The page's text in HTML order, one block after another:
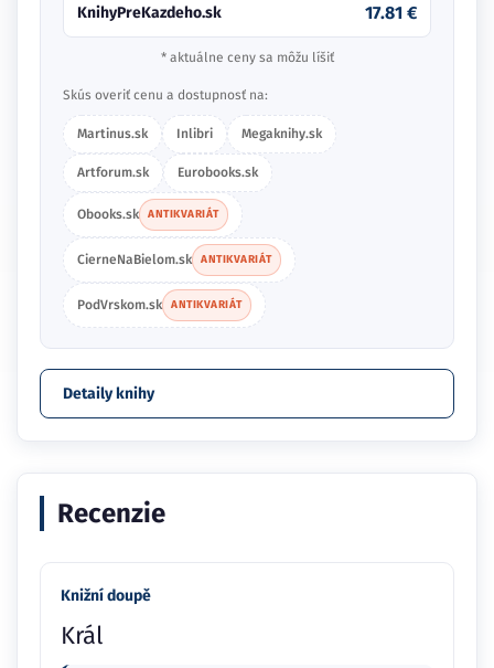
KnihyPreKazdeho.sk 17.81 €
* aktuálne ceny sa môžu líšiť
Skús overiť cenu a dostupnosť na:
Martinus.sk Inlibri Megaknihy.sk
Artforum.sk Eurobooks.sk
Obooks.sk ANTIKVARIÁT
CierneNaBielom.sk ANTIKVARIÁT
PodVrskom.sk ANTIKVARIÁT
Detaily knihy
Recenzie
Knižní doupě
Král